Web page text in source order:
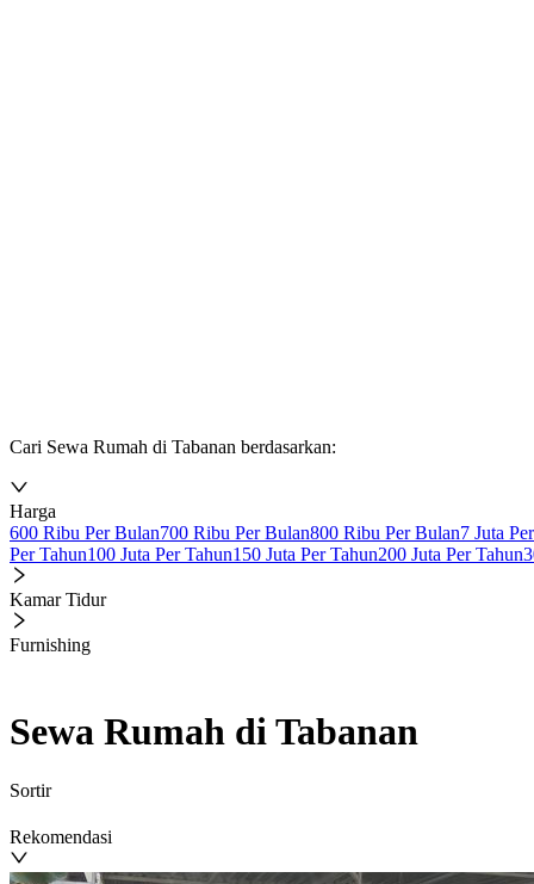
Cari Sewa Rumah di Tabanan berdasarkan:
Harga
600 Ribu Per Bulan700 Ribu Per Bulan800 Ribu Per Bulan7 Juta
Per Tahun100 Juta Per Tahun150 Juta Per Tahun200 Juta Per Tahun
Kamar Tidur
Furnishing
Sewa Rumah di Tabanan
Sortir
Rekomendasi